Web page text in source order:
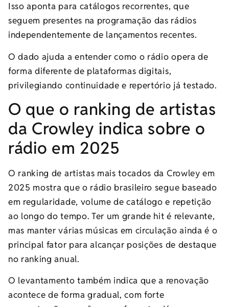
Isso aponta para catálogos recorrentes, que
seguem presentes na programação das rádios
independentemente de lançamentos recentes.
O dado ajuda a entender como o rádio opera de
forma diferente de plataformas digitais,
privilegiando continuidade e repertório já testado.
O que o ranking de artistas
da Crowley indica sobre o
rádio em 2025
O ranking de artistas mais tocados da Crowley em
2025 mostra que o rádio brasileiro segue baseado
em regularidade, volume de catálogo e repetição
ao longo do tempo. Ter um grande hit é relevante,
mas manter várias músicas em circulação ainda é o
principal fator para alcançar posições de destaque
no ranking anual.
O levantamento também indica que a renovação
acontece de forma gradual, com forte